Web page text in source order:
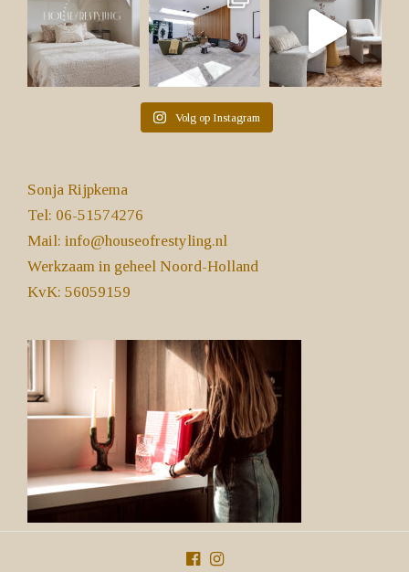
Volg op Instagram
Sonja Rijpkema
Tel: 06-51574276
Mail: info@houseofrestyling.nl
Werkzaam in geheel Noord-Holland
KvK: 56059159